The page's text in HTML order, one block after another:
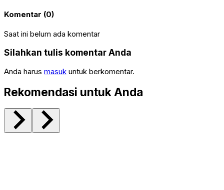
Komentar (0)
Saat ini belum ada komentar
Silahkan tulis komentar Anda
Anda harus masuk untuk berkomentar.
Rekomendasi untuk Anda